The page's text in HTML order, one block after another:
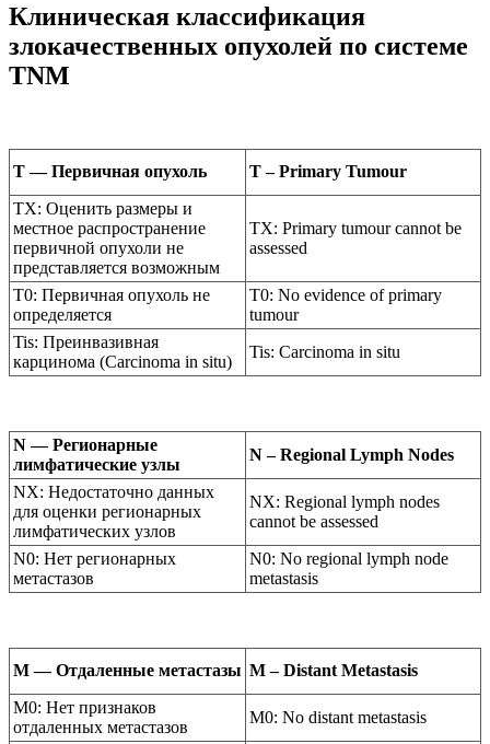
Клиническая классификация
злокачественных опухолей по системе
TNM
Т — Первичная опухоль
T – Primary Tumour
ТХ: Оценить размеры и
местное распространение
первичной опухоли не
представляется возможным
TX: Primary tumour cannot be
assessed
Т0: Первичная опухоль не
определяется
T0: No evidence of primary
tumour
Tis: Преинвазивная
карцинома (Carcinoma in situ)
Tis: Carcinoma in situ
N — Регионарные
лимфатические узлы
N – Regional Lymph Nodes
NX: Недостаточно данных
для оценки регионарных
лимфатических узлов
NX: Regional lymph nodes
cannot be assessed
N0: Нет регионарных
метастазов
N0: No regional lymph node
metastasis
М — Отдаленные метастазы M – Distant Metastasis
М0: Нет признаков
отдаленных метастазов
M0: No distant metastasis